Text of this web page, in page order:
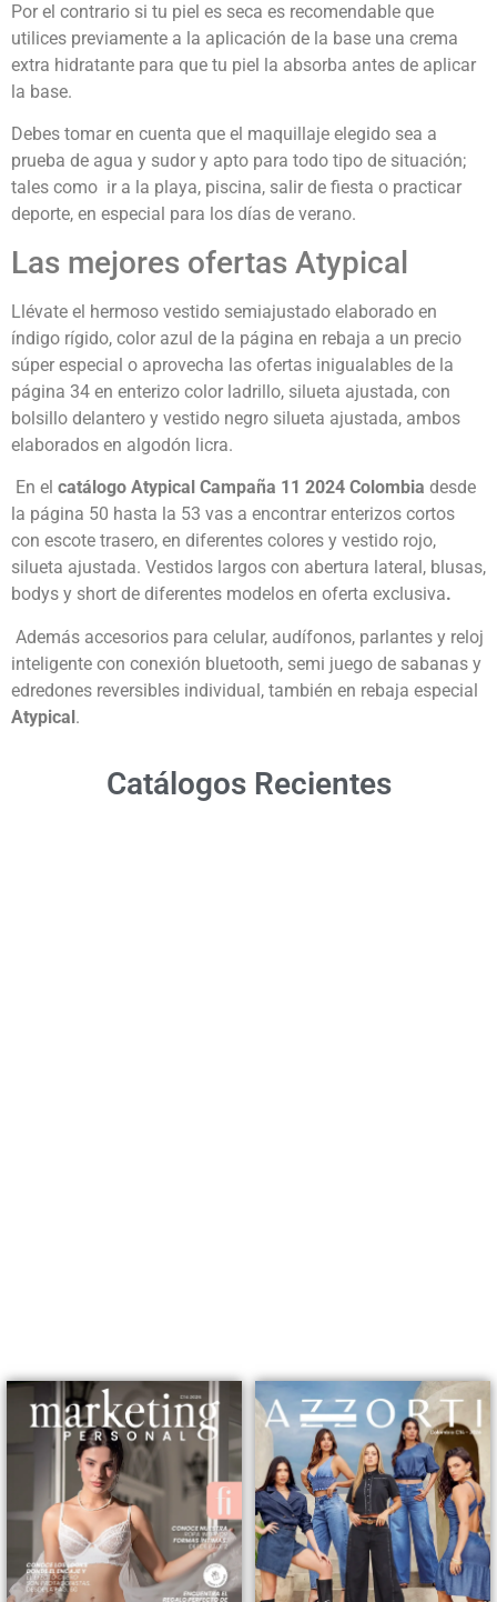
Por el contrario si tu piel es seca es recomendable que
utilices previamente a la aplicación de la base una crema
extra hidratante para que tu piel la absorba antes de aplicar
la base.
Debes tomar en cuenta que el maquillaje elegido sea a
prueba de agua y sudor y apto para todo tipo de situación;
tales como ir a la playa, piscina, salir de fiesta o practicar
deporte, en especial para los días de verano.
Las mejores ofertas Atypical
Llévate el hermoso vestido semiajustado elaborado en
índigo rígido, color azul de la página en rebaja a un precio
súper especial o aprovecha las ofertas inigualables de la
página 34 en enterizo color ladrillo, silueta ajustada, con
bolsillo delantero y vestido negro silueta ajustada, ambos
elaborados en algodón licra.
En el catálogo Atypical Campaña 11 2024 Colombia desde
la página 50 hasta la 53 vas a encontrar enterizos cortos
con escote trasero, en diferentes colores y vestido rojo,
silueta ajustada. Vestidos largos con abertura lateral, blusas,
bodys y short de diferentes modelos en oferta exclusiva.
Además accesorios para celular, audífonos, parlantes y reloj
inteligente con conexión bluetooth, semi juego de sabanas y
edredones reversibles individual, también en rebaja especial
Atypical.
Catálogos Recientes